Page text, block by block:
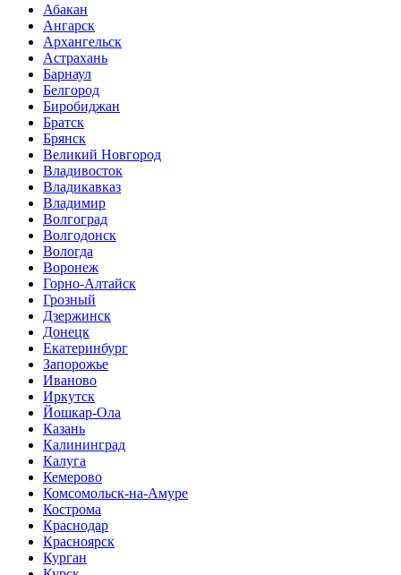
Абакан
Ангарск
Архангельск
Астрахань
Барнаул
Белгород
Биробиджан
Братск
Брянск
Великий Новгород
Владивосток
Владикавказ
Владимир
Волгоград
Волгодонск
Вологда
Воронеж
Горно-Алтайск
Грозный
Дзержинск
Донецк
Екатеринбург
Запорожье
Иваново
Иркутск
Йошкар-Ола
Казань
Калининград
Калуга
Кемерово
Комсомольск-на-Амуре
Кострома
Краснодар
Красноярск
Курган